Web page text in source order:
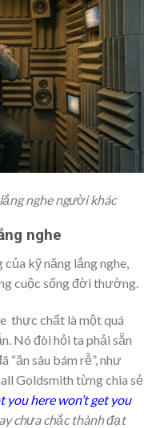
nghe người khác
nghe
của kỹ năng lắng nghe,
cuộc sống đời thường.
thực chất là một quá
Nó đòi hỏi ta phải sẵn
“ăn sâu bám rễ”, như
Goldsmith từng chia sẻ
you here won’t get you
chưa chắc thành đạt